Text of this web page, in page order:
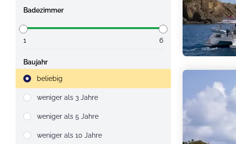
Badezimmer
1 6
Baujahr
Strahlruder
beliebig
weniger als 3 Jahre
weniger als 5 Jahre
weniger als 10 Jahre